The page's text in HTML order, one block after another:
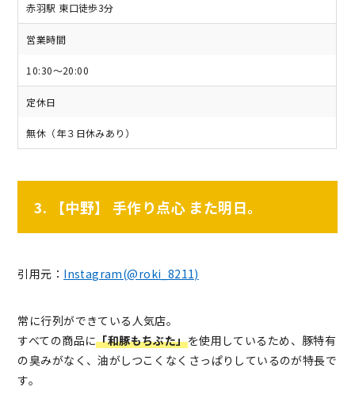
赤羽駅 東口徒歩3分
営業時間
10:30～20:00
定休日
無休（年３日休みあり）
3. 【中野】 手作り点心 また明日。
引用元： Instagram(@roki_8211)
常に行列ができている人気店。
すべての商品に「和豚もちぶた」を使用しているため、豚特有
の臭みがなく、油がしつこくなくさっぱりしているのが特長で
す。